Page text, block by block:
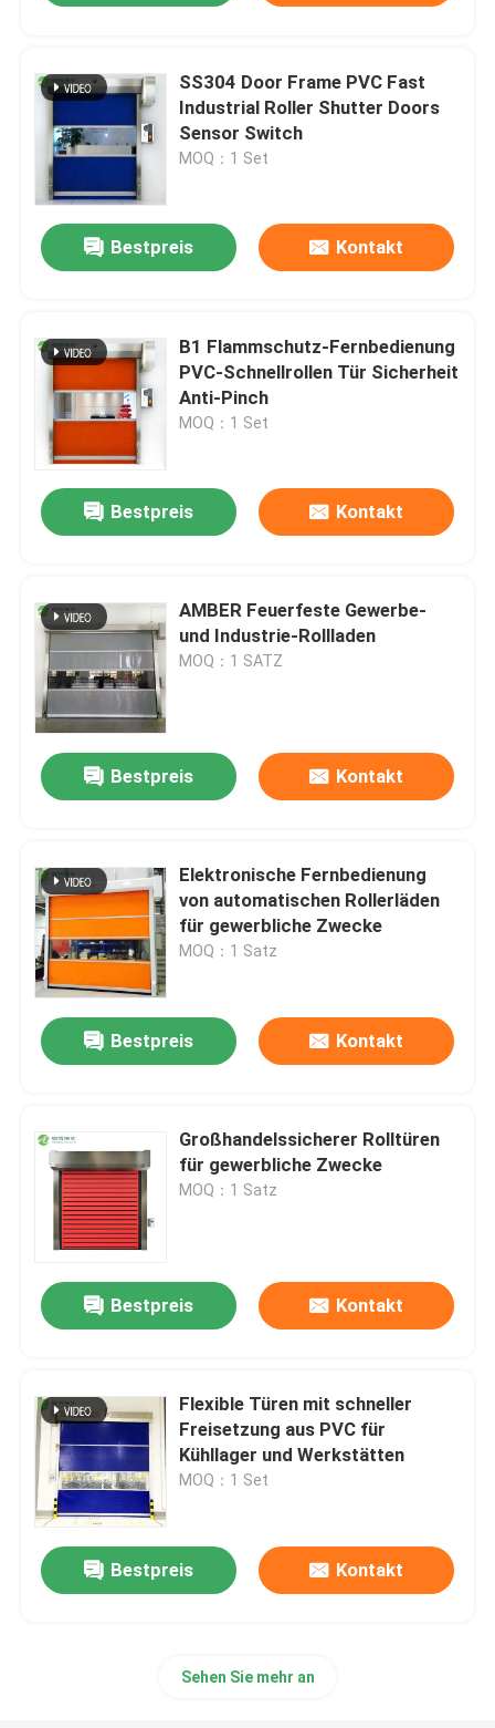
Haus
SS304 Door Frame PVC Fast
Industrial Roller Shutter Doors
Sensor Switch
MOQ：1 Set
Bestpreis Kontakt
B1 Flammschutz-Fernbedienung
PVC-Schnellrollen Tür Sicherheit
Anti-Pinch
MOQ：1 Set
Bestpreis Kontakt
AMBER Feuerfeste Gewerbe-
und Industrie-Rollladen
MOQ：1 SATZ
Bestpreis Kontakt
Elektronische Fernbedienung
von automatischen Rollerläden
für gewerbliche Zwecke
MOQ：1 Satz
Bestpreis Kontakt
Großhandelssicherer Rolltüren
für gewerbliche Zwecke
MOQ：1 Satz
Bestpreis Kontakt
Flexible Türen mit schneller
Freisetzung aus PVC für
Kühllager und Werkstätten
MOQ：1 Set
Bestpreis Kontakt
Sehen Sie mehr an